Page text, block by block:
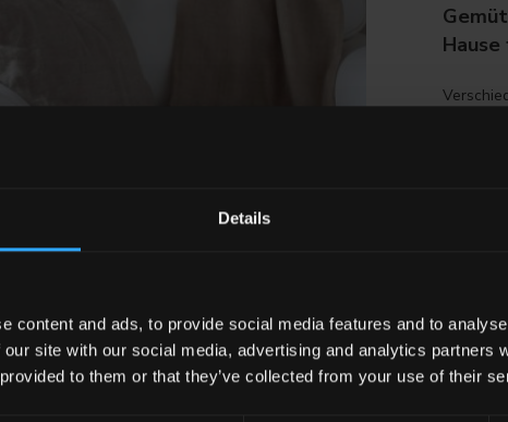
Details
content and ads, to provide social media features and to
site with our social media, advertising and analytics partners
to them or that they’ve collected from your use of their